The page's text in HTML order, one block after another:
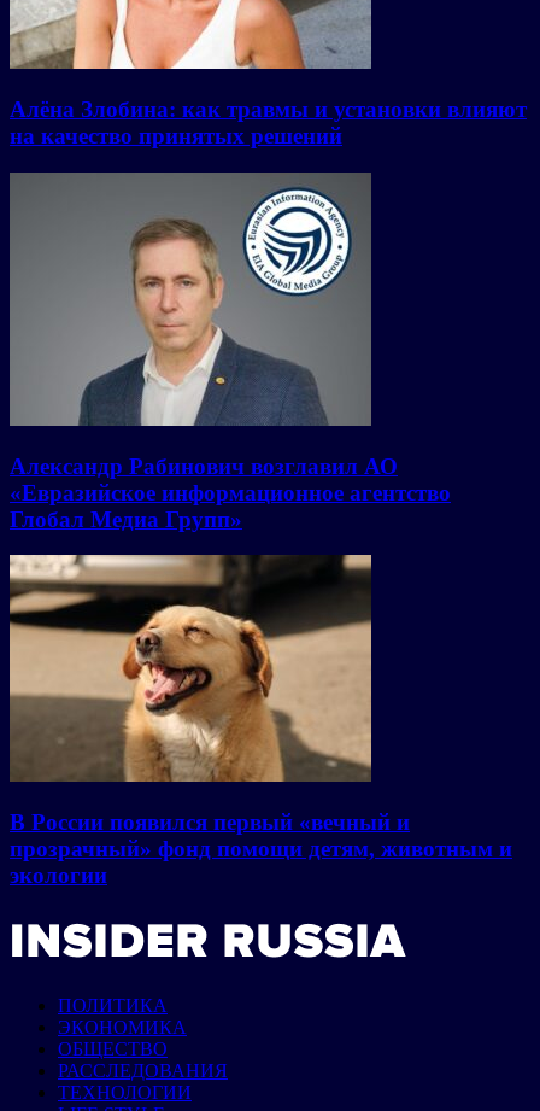
Алёна Злобина: как травмы и установки влияют
на качество принятых решений
Александр Рабинович возглавил АО
«Евразийское информационное агентство
Глобал Медиа Групп»
В России появился первый «вечный и
прозрачный» фонд помощи детям, животным и
экологии
ПОЛИТИКА
ЭКОНОМИКА
ОБЩЕСТВО
РАССЛЕДОВАНИЯ
ТЕХНОЛОГИИ